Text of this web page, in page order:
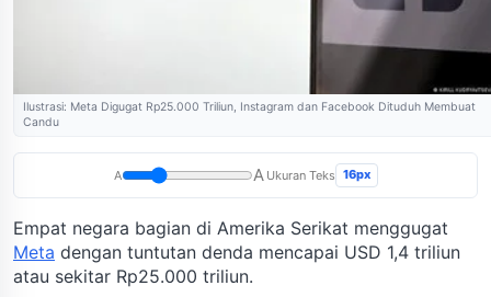
Ilustrasi: Meta Digugat Rp25.000 Triliun, Instagram dan Facebook Dituduh Membuat
Candu
A A Ukuran Teks 16px
Empat negara bagian di Amerika Serikat menggugat
Meta dengan tuntutan denda mencapai USD 1,4 triliun
atau sekitar Rp25.000 triliun.